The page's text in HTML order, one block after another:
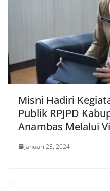
Misni Hadiri
Publik RPJPD
Anambas Melalui
Januari 23, 2024